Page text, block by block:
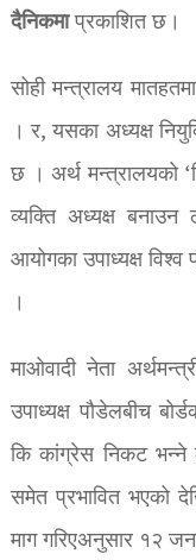
दैनिकमाप्रकाशित छ।
सोही मन्त्रालय
। र, यसका अध्यक्ष
छ । अर्थ मन्त्रालयको
व्यक्ति अध्यक्ष बनाउन
आयोगका उपाध्यक्ष
।
माओवादी नेता
उपाध्यक्ष पौडेलबीच
कि कांग्रेस निकट
समेत प्रभावित भएको
माग गरिएअनुसार १२